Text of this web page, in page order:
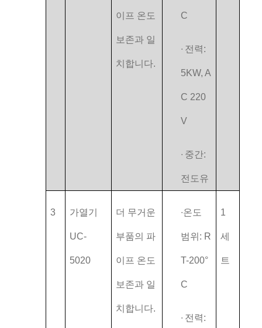
이프 온도
보존과 일
치합니다.
C
∙ 전력:
5KW, A
C 220
V
∙ 중간:
전도유
3 가열기
UC-
5020
더 무거운
부품의 파
이프 온도
보존과 일
치합니다.
∙온도
범위: R
T-200°
C
∙ 전력:
1
세
트